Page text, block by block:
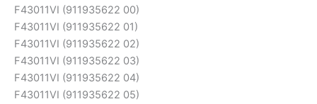
F43011VI (911935622 00)
F43011VI (911935622 01)
F43011VI (911935622 02)
F43011VI (911935622 03)
F43011VI (911935622 04)
F43011VI (911935622 05)